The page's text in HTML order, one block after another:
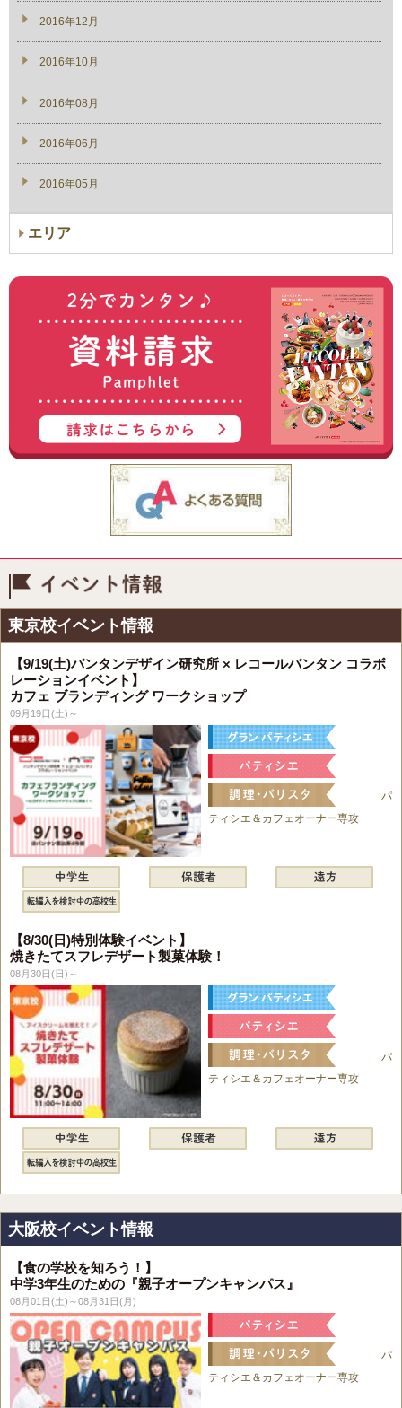
2016年12月
2016年10月
2016年08月
2016年06月
2016年05月
エリア
東京校イベント情報
【9/19(土)バンタンデザイン研究所 × レコールバンタン コラボ
レーションイベント】
カフェ ブランディング ワークショップ
09月19日(土)～
パ
ティシエ＆カフェオーナー専攻
【8/30(日)特別体験イベント】
焼きたてスフレデザート製菓体験！
08月30日(日)～
パ
ティシエ＆カフェオーナー専攻
大阪校イベント情報
【食の学校を知ろう！】
中学3年生のための『親子オープンキャンパス』
08月01日(土)～08月31日(月)
パ
ティシエ＆カフェオーナー専攻